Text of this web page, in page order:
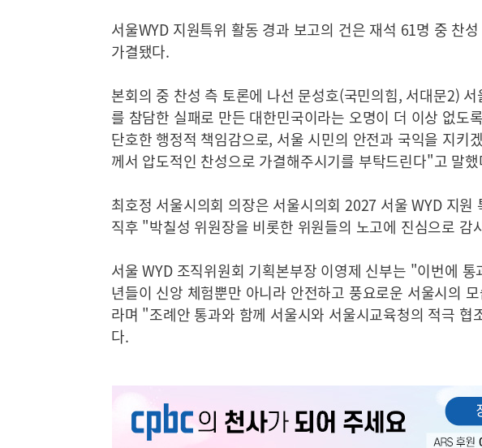
서울WYD 지원특위 활동 경과 보고의 건은 재석 61명 중 찬
가결됐다.
본회의 중 찬성 측 토론에 나선 문성호(국민의힘, 서대문2)
를 참담한 실패로 만든 대한민국이라는 오명이 더 이상 없도
단호한 행정적 책임감으로, 서울 시민의 안전과 국익을 지키
께서 압도적인 찬성으로 가결해주시기를 부탁드린다"고 말
최호정 서울시의회 의장은 서울시의회 2027 서울 WYD 지원
직후 "박칠성 위원장을 비롯한 위원들의 노고에 진심으로 감
서울 WYD 조직위원회 기획본부장 이영제 신부는 "이번에
년들이 신앙 체험뿐만 아니라 안전하고 풍요로운 서울시의
라며 "조례안 통과와 함께 서울시와 서울시교육청의 적극 협
다.